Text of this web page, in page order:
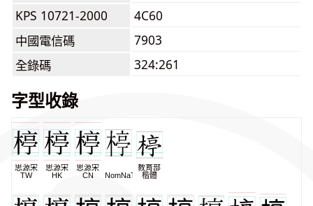
KPS 10721-2000
4C60
中國電信碼
7903
全錄碼
324:261
字型收錄
思源宋
TW
思源宋
HK
思源宋
CN
NomNaTong
教育部
楷體